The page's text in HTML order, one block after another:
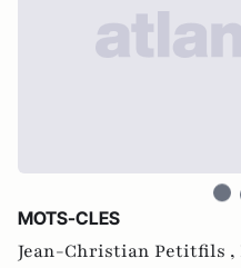
MOTS-CLES
Jean-Christian Petitfils ,